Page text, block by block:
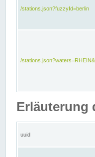
/stations.json?fuzzyId=berlin
/
Erläuterung
uuid